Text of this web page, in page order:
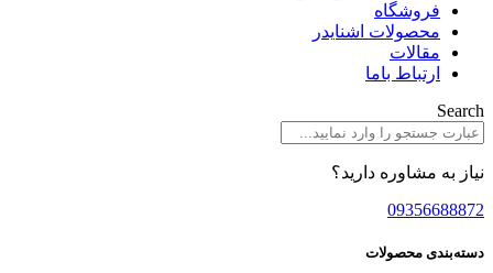
فروشگاه
محصولات اشنایدر
مقالات
ارتباط باما
Search
نیاز به مشاوره دارید؟
09356688872
دسته‌بندی محصولات